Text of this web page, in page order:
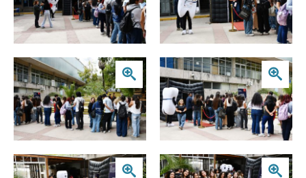
Zoom Zoom
Zoom Zoom